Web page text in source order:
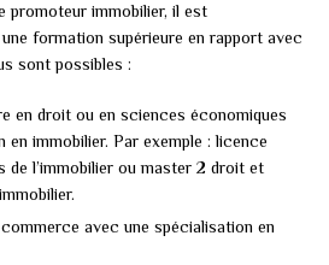
promoteur immobilier, il est
formation supérieure en rapport avec
sont possibles :
en droit ou en sciences économiques
en immobilier. Par exemple : licence
de l’immobilier ou master 2 droit et
avec une spécialisation en